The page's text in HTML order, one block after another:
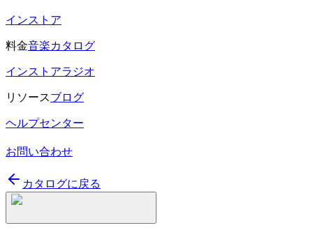
インストア
料金音楽カタログ
インストアラジオ
リソースブログ
ヘルプセンター
お問い合わせ
カタログに戻る